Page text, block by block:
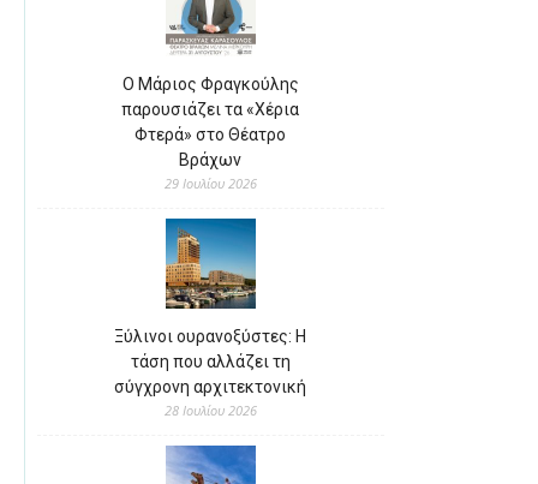
Ο Μάριος Φραγκούλης
παρουσιάζει τα «Χέρια
Φτερά» στο Θέατρο
Βράχων
29 Ιουλίου 2026
Ξύλινοι ουρανοξύστες: Η
τάση που αλλάζει τη
σύγχρονη αρχιτεκτονική
28 Ιουλίου 2026